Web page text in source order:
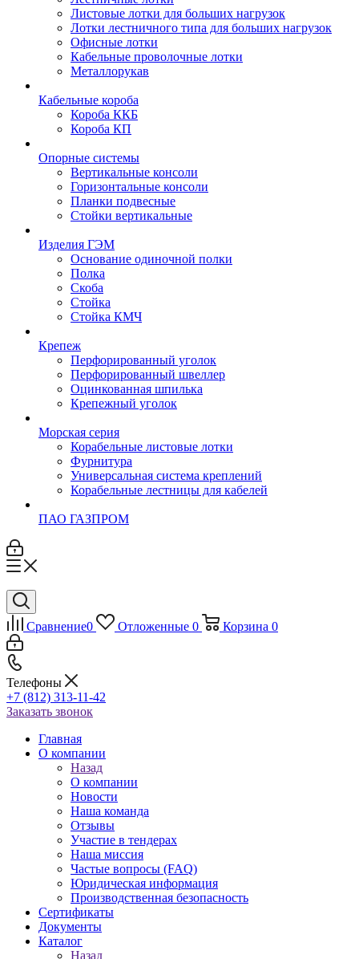
Листовые лотки для больших нагрузок
Лотки лестничного типа для больших нагрузок
Офисные лотки
Кабельные проволочные лотки
Металлорукав
Кабельные короба
Короба ККБ
Короба КП
Опорные системы
Вертикальные консоли
Горизонтальные консоли
Планки подвесные
Стойки вертикальные
Изделия ГЭМ
Основание одиночной полки
Полка
Скоба
Стойка
Стойка КМЧ
Крепеж
Перфорированный уголок
Перфорированный швеллер
Оцинкованная шпилька
Крепежный уголок
Морская серия
Корабельные листовые лотки
Фурнитура
Универсальная система креплений
Корабельные лестницы для кабелей
ПАО ГАЗПРОМ
Сравнение0 Отложенные 0 Корзина 0
Телефоны
+7 (812) 313-11-42
Заказать звонок
Главная
О компании
Назад
О компании
Новости
Наша команда
Отзывы
Участие в тендерах
Наша миссия
Частые вопросы (FAQ)
Юридическая информация
Производственная безопасность
Сертификаты
Документы
Каталог
Назад